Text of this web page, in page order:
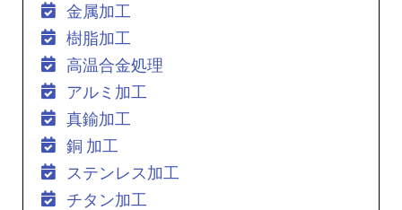
金属加工
樹脂加工
高温合金処理
アルミ加工
真鍮加工
銅 加工
ステンレス加工
チタン加工